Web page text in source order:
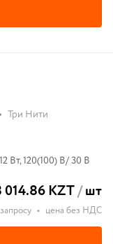
Три Нити
Вт, 120(100) В/ 30 В
014.86 KZT/шт
• цена без НДС